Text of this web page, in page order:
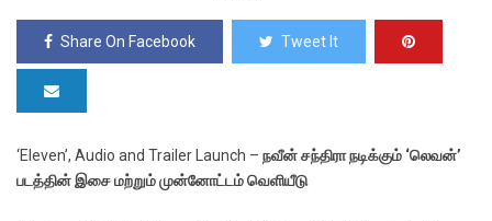
Share On Facebook Tweet It
‘Eleven’, Audio and Trailer Launch – நவீன் சந்திரா நடிக்கும் ‘லெவன்’
படத்தின் இசை மற்றும் முன்னோட்டம் வெளியீடு